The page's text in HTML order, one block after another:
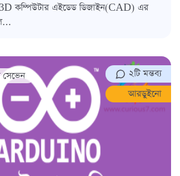
কম্পিউটার এইডেড ডিজাইন(CAD) এর
সেভেন
২টি মন্তব্য
আরডুইনো